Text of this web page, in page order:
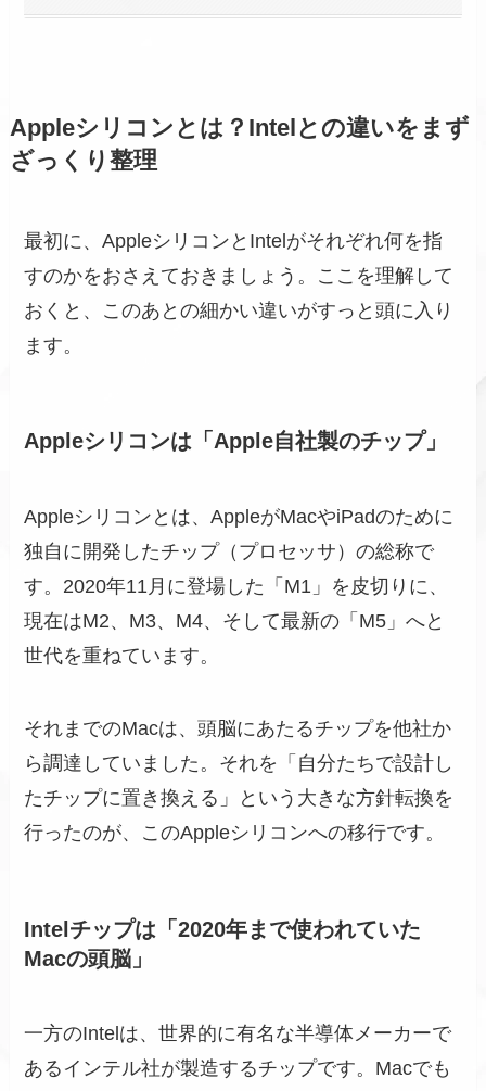
Appleシリコンとは？Intelとの違いをまず
ざっくり整理
最初に、AppleシリコンとIntelがそれぞれ何を指
すのかをおさえておきましょう。ここを理解して
おくと、このあとの細かい違いがすっと頭に入り
ます。
Appleシリコンは「Apple自社製のチップ」
Appleシリコンとは、AppleがMacやiPadのために
独自に開発したチップ（プロセッサ）の総称で
す。2020年11月に登場した「M1」を皮切りに、
現在はM2、M3、M4、そして最新の「M5」へと
世代を重ねています。
それまでのMacは、頭脳にあたるチップを他社か
ら調達していました。それを「自分たちで設計し
たチップに置き換える」という大きな方針転換を
行ったのが、このAppleシリコンへの移行です。
Intelチップは「2020年まで使われていた
Macの頭脳」
一方のIntelは、世界的に有名な半導体メーカーで
あるインテル社が製造するチップです。Macでも